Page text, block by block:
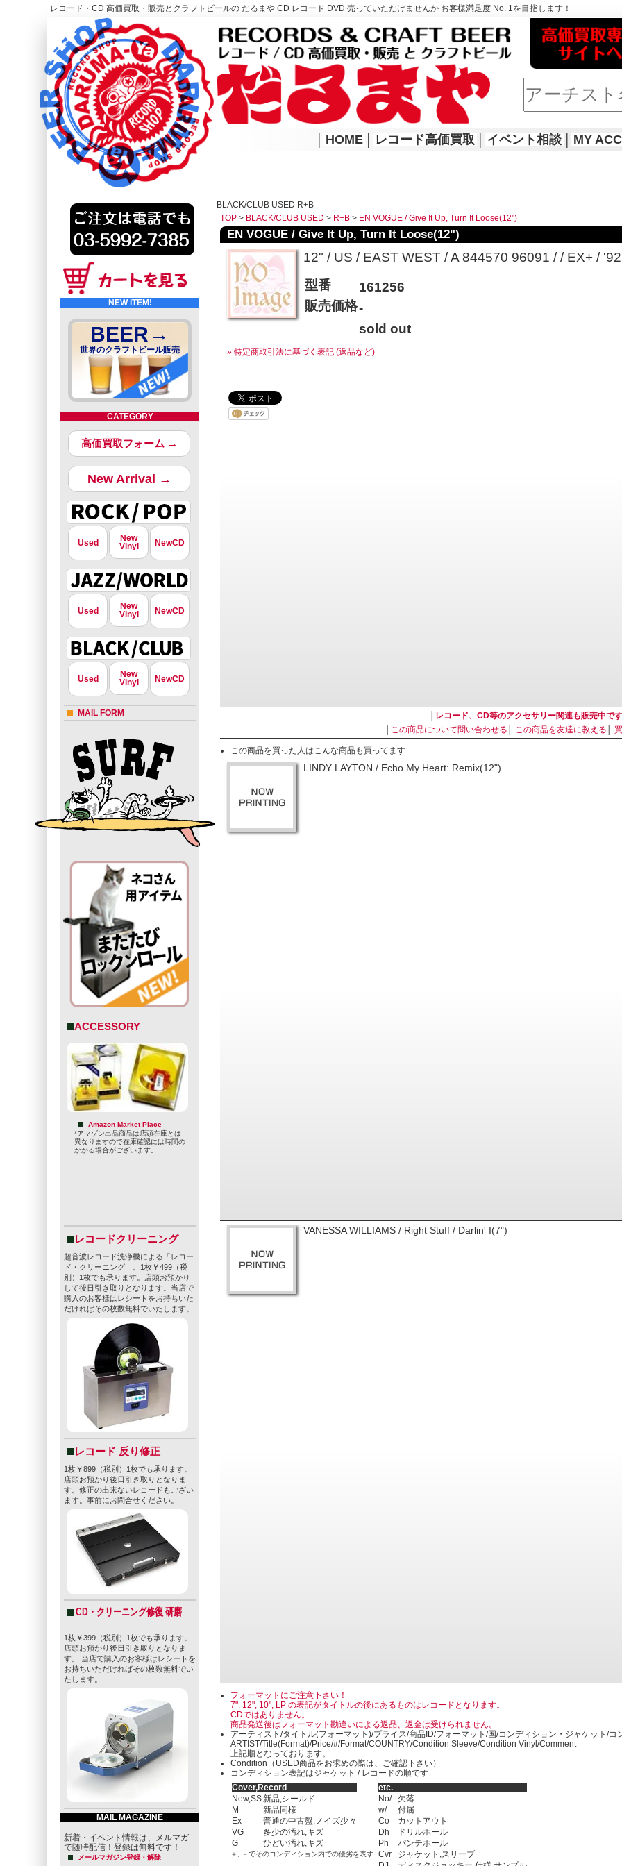
レコード・CD 高価買取・販売とクラフトビールの だるまや CD レコード DVD 売っていただけませんか お客様満足度 No. 1を目指します！
レコード高価買取はこちら
HOME
HOME レコード高価買取 イベント相談 MY
NEW ITEM!
BEER→
世界のクラフトビール販売
CATEGORY
高価買取フォーム →
New Arrival →
Used
New
Vinyl
NewCD
Used
New
Vinyl
NewCD
Used
New
Vinyl
NewCD
MAIL FORM
ACCESSORY
Amazon Market Place
*アマゾン出品商品は店頭在庫とは
異なりますので在庫確認には時間の
かかる場合がございます。
レコードクリーニング
超音波レコード洗浄機による「レコー
ド・クリーニング」。1枚￥499（税
別）1枚でも承ります。店頭お預かり
して後日引き取りとなります。当店で
購入のお客様はレシートをお持ちいた
だければその枚数無料でいたします。
レコード 反り修正
1枚￥899（税別）1枚でも承ります。
店頭お預かり後日引き取りとなりま
す。修正の出来ないレコードもござい
ます。事前にお問合せください。
CD・クリーニング修復 研磨
1枚￥399（税別）1枚でも承ります。
店頭お預かり後日引き取りとなりま
す。 当店で購入のお客様はレシートを
お持ちいただければその枚数無料でい
たします。
MAIL MAGAZINE
新着・イベント情報は、メルマガ
で随時配信！登録は無料です！
メールマガジン登録・解除
BLACK/CLUB USED R+B
TOP > BLACK/CLUB USED > R+B > EN VOGUE / Give It Up, Turn It Loose(12")
EN VOGUE / Give It Up, Turn It Loose(12")
12" / US / EAST WEST / A 844570 96091 / / EX+ / '92
型番
161256
販売価格-
sold out
» 特定商取引法に基づく表記 (返品など)
レコード、CD等のアクセサリー関連も販売中です
この商品について問い合わせる この商品を友達に教える
この商品を買った人はこんな商品も買ってます
LINDY LAYTON / Echo My Heart: Remix(12")
VANESSA WILLIAMS / Right Stuff / Darlin' I(7")
フォーマットにご注意下さい！
7", 12", 10", LP の表記がタイトルの後にあるものはレコードとなります。
CDではありません。
商品発送後はフォーマット勘違いによる返品、返金は受けられません。
アーティスト/タイトル(フォーマット)/プライス/商品ID/フォーマット/国/コンディション・ジャケット/コ
ARTIST/Title(Format)/Price/#/Format/COUNTRY/Condition Sleeve/Condition Vinyl/Comment
上記順となっております。
Condition（USED商品をお求めの際は、ご確認下さい）
コンディション表記はジャケット / レコードの順です
Cover,Record
New,SS新品,シールド
M
新品同様
Ex
普通の中古盤,ノイズ少々
VG
多少の汚れ,キズ
G
ひどい汚れ,キズ
＋, －でそのコンディション内での優劣を表す
etc.
No/
欠落
w/
付属
Co
カットアウト
Dh
ドリルホール
Ph
パンチホール
Cvr
ジャケット,スリーブ